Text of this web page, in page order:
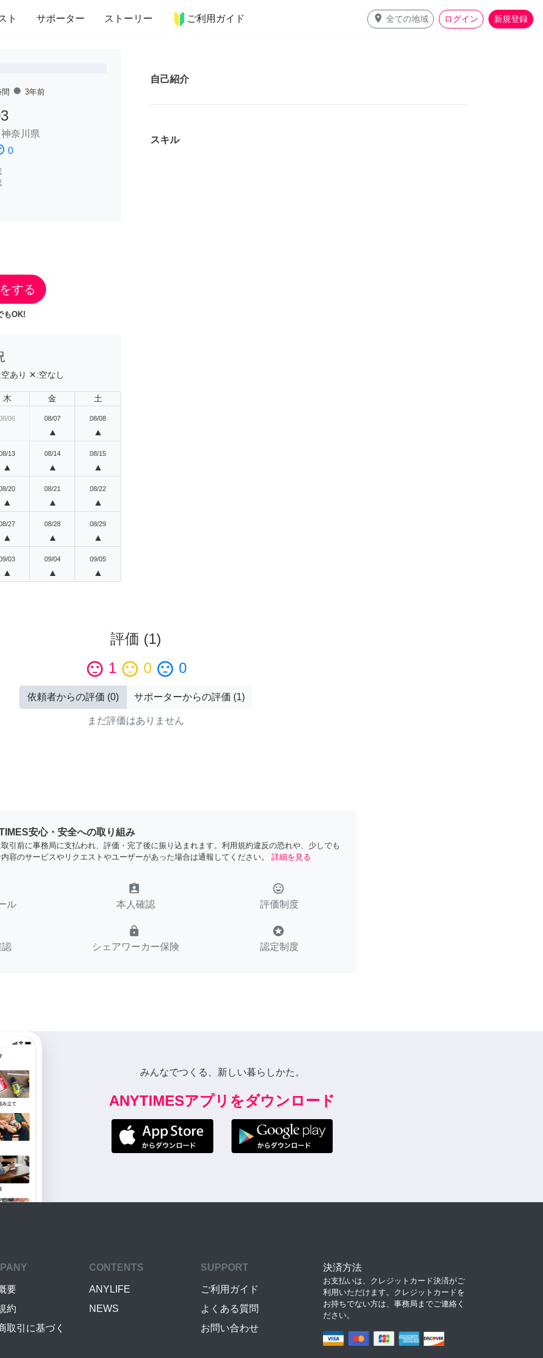
ト サポーター ストーリー ご利用ガイド place 全ての地域 ログイン 新規登録
インテリア 趣味・習い事 ペット 料理
fiber_manual_record 3年前
神奈川県
0
する
もOK!
空あり ✕:空なし
木 金 土
06 08/07
▲
08/08
▲
13
▲
08/14
▲
08/15
▲
20
▲
08/21
▲
08/22
▲
27
▲
08/28
▲
08/29
▲
03
▲
09/04
▲
09/05
▲
自己紹介
スキル
評価 (1)
sentiment_satisfied 1 sentiment_neutral 0 sentiment_dissatisfied 0
依頼者からの評価 (0) サポーターからの評価 (1)
まだ評価はありません
安心・安全への取り組み
引前に事務局に支払われ、評価・完了後に振り込まれます。利用規約違反の恐れや、少しでも
容のサービスやリクエストやユーザーがあった場合は通報してください。
詳細を見る
ル
assignment_ind
本人確認
tag_faces
評価制度
lock
シェアワーカー保険
stars
認定制度
みんなでつくる、新しい暮らしかた。
ANYTIMESアプリをダウンロード
要
約
取引に基づく
CONTENTS
ANYLIFE
NEWS
SUPPORT
ご利用ガイド
よくある質問
お問い合わせ
決済方法
お支払いは、クレジットカード決済がご
利用いただけます。クレジットカードを
お持ちでない方は、事務局までご連絡く
ださい。